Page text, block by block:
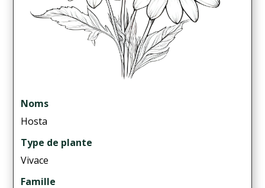
Noms
Hosta
Type de plante
Vivace
Famille